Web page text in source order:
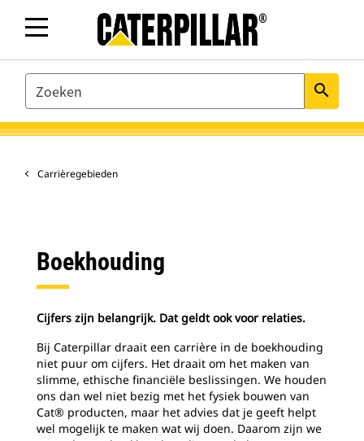
SEARCH search
Carrièregebieden
Boekhouding
Cijfers zijn belangrijk. Dat geldt ook voor relaties.
Bij Caterpillar draait een carrière in de boekhouding
niet puur om cijfers. Het draait om het maken van
slimme, ethische financiële beslissingen. We houden
ons dan wel niet bezig met het fysiek bouwen van
Cat® producten, maar het advies dat je geeft helpt
wel mogelijk te maken wat wij doen. Daarom zijn we